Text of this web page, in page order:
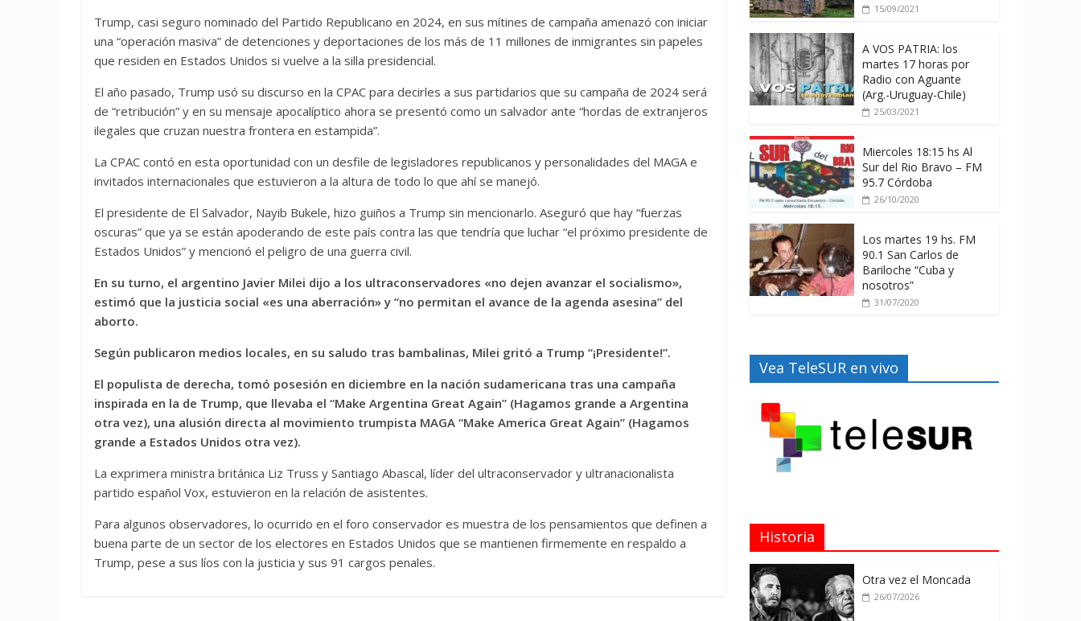
Trump, casi seguro nominado del Partido Republicano en 2024, en sus mítines de campaña amenazó con iniciar
una “operación masiva” de detenciones y deportaciones de los más de 11 millones de inmigrantes sin papeles
que residen en Estados Unidos si vuelve a la silla presidencial.
El año pasado, Trump usó su discurso en la CPAC para decirles a sus partidarios que su campaña de 2024 será
de “retribución” y en su mensaje apocalíptico ahora se presentó como un salvador ante “hordas de extranjeros
ilegales que cruzan nuestra frontera en estampida”.
La CPAC contó en esta oportunidad con un desfile de legisladores republicanos y personalidades del MAGA e
invitados internacionales que estuvieron a la altura de todo lo que ahí se manejó.
El presidente de El Salvador, Nayib Bukele, hizo guiños a Trump sin mencionarlo. Aseguró que hay “fuerzas
oscuras” que ya se están apoderando de este país contra las que tendría que luchar “el próximo presidente de
Estados Unidos” y mencionó el peligro de una guerra civil.
En su turno, el argentino Javier Milei dijo a los ultraconservadores «no dejen avanzar el socialismo»,
estimó que la justicia social «es una aberración» y “no permitan el avance de la agenda asesina” del
aborto.
Según publicaron medios locales, en su saludo tras bambalinas, Milei gritó a Trump “¡Presidente!”.
El populista de derecha, tomó posesión en diciembre en la nación sudamericana tras una campaña
inspirada en la de Trump, que llevaba el “Make Argentina Great Again” (Hagamos grande a Argentina
otra vez), una alusión directa al movimiento trumpista MAGA “Make America Great Again” (Hagamos
grande a Estados Unidos otra vez).
La exprimera ministra británica Liz Truss y Santiago Abascal, líder del ultraconservador y ultranacionalista
partido español Vox, estuvieron en la relación de asistentes.
Para algunos observadores, lo ocurrido en el foro conservador es muestra de los pensamientos que definen a
buena parte de un sector de los electores en Estados Unidos que se mantienen firmemente en respaldo a
Trump, pese a sus líos con la justicia y sus 91 cargos penales.
15/09/2021
A VOS PATRIA: los
martes 17 horas por
Radio con Aguante
(Arg.-Uruguay-Chile)
25/03/2021
Miercoles 18:15 hs Al
Sur del Rio Bravo – FM
95.7 Córdoba
26/10/2020
Los martes 19 hs. FM
90.1 San Carlos de
Bariloche “Cuba y
nosotros”
31/07/2020
Vea TeleSUR en vivo
Historia
Otra vez el Moncada
26/07/2026